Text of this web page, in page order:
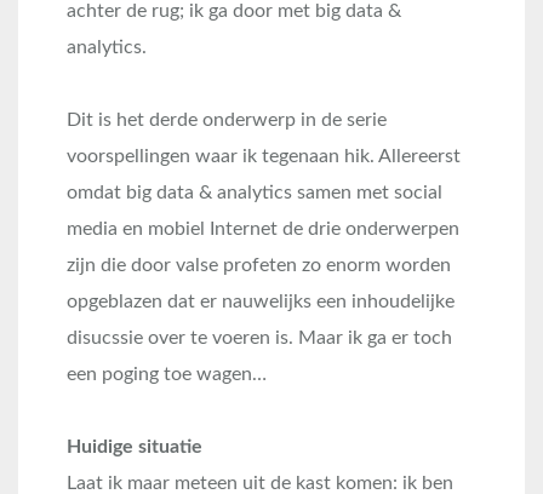
achter de rug; ik ga door met big data &
analytics.
Dit is het derde onderwerp in de serie
voorspellingen waar ik tegenaan hik. Allereerst
omdat big data & analytics samen met social
media en mobiel Internet de drie onderwerpen
zijn die door valse profeten zo enorm worden
opgeblazen dat er nauwelijks een inhoudelijke
disucssie over te voeren is. Maar ik ga er toch
een poging toe wagen…
Huidige situatie
Laat ik maar meteen uit de kast komen: ik ben